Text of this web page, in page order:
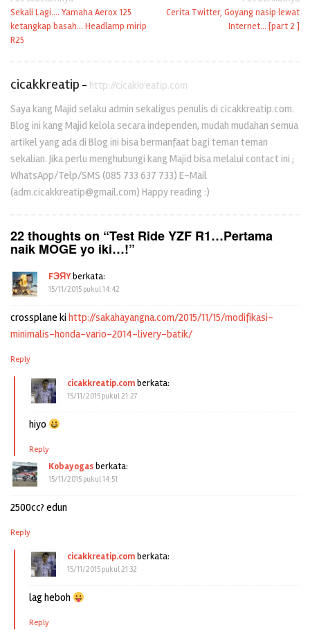
pos
Sekali Lagi…. Yamaha Aerox 125
ketangkap basah… Headlamp mirip
R25
Cerita Twitter, Goyang nasip lewat
Internet… [part 2 ]
cicakkreatip - http://cicakkreatip.com
Saya kang Majid selaku admin sekaligus penulis di cicakkreatip.com.
Blog ini kang Majid kelola secara independen, mudah mudahan semua
artikel yang ada di Blog ini bisa bermanfaat bagi teman teman
sekalian. Jika perlu menghubungi kang Majid bisa melalui contact ini ;
WhatsApp/Telp/SMS (085 733 637 733) E-Mail
(adm.cicakkreatip@gmail.com) Happy reading :)
22 thoughts on “Test Ride YZF R1…Pertama
naik MOGE yo iki…!”
FЭЯYberkata:
15/11/2015 pukul 14:42
crossplane kihttp://sakahayangna.com/2015/11/15/modifikasi-
minimalis-honda-vario-2014-livery-batik/
Reply
cicakkreatip.comberkata:
15/11/2015 pukul 21:27
hiyo
Reply
Kobayogasberkata:
15/11/2015 pukul 14:51
2500cc? edun
Reply
cicakkreatip.comberkata:
15/11/2015 pukul 21:32
lag heboh
Reply